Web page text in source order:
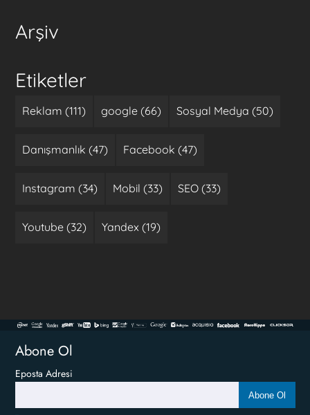
Arşiv
Etiketler
Reklam (111) google (66) Sosyal Medya (50)
Danışmanlık (47) Facebook (47)
Instagram (34) Mobil (33) SEO (33)
Youtube (32) Yandex (19)
Abone Ol
Eposta Adresi
Abone Ol